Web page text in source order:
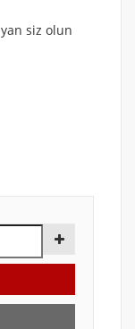
siz olun